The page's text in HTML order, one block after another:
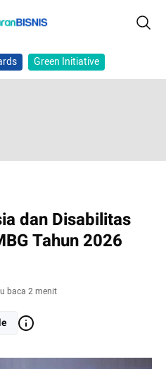
Green Initiative
dan Disabilitas
Tahun 2026
baca 2 menit